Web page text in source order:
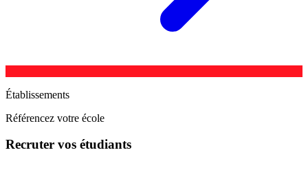
Établissements
Référencez votre école
Recruter vos étudiants